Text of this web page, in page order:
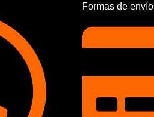
Formas de envío